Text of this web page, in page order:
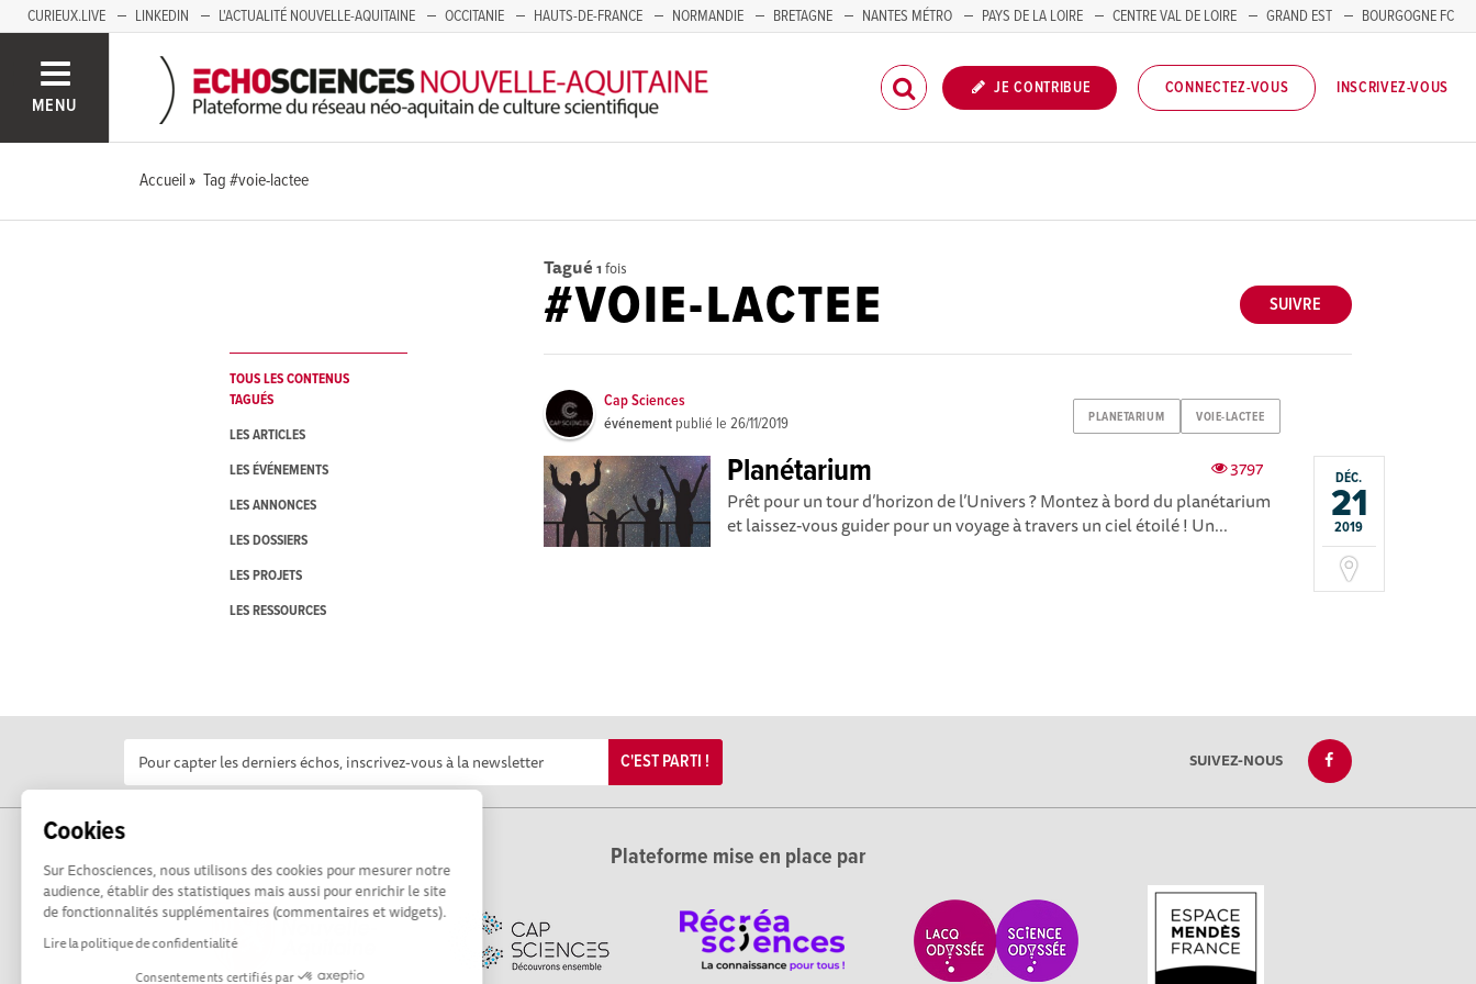
Cookies
Sur Echosciences, nous utilisons des cookies pour mesurer notre
audience, établir des statistiques mais aussi pour enrichir le site
de fonctionnalités supplémentaires (commentaires et widgets).
Lire la politique de confidentialité
Consentements certifiés par
CURIEUX.LIVE LINKEDIN L'ACTUALITÉ NOUVELLE-AQUITAINE OCCITANIE HAUTS-DE-FRANCE NORMANDIE BRETAGNE NANTES MÉTRO PAYS DE LA LOIRE CENTRE VAL DE LOIRE GRAND EST
BOURGOGNE FC
MENU
JE CONTRIBUE CONNECTEZ-VOUS INSCRIVEZ-VOUS
Accueil Tag #voie-lactee
TOUS LES CONTENUS
TAGUÉS
LES ARTICLES
LES ÉVÉNEMENTS
LES ANNONCES
LES DOSSIERS
LES PROJETS
LES RESSOURCES
Tagué 1 fois
SUIVRE
#VOIE-LACTEE
PLANETARIUM VOIE-LACTEE
Cap Sciences
événement publié le26/11/2019
DÉC.
21
2019
3797
Planétarium
Prêt pour un tour d’horizon de l’Univers ? Montez à bord du planétarium
et laissez-vous guider pour un voyage à travers un ciel étoilé ! Un...
C'EST PARTI ! SUIVEZ-NOUS
Plateforme mise en place par